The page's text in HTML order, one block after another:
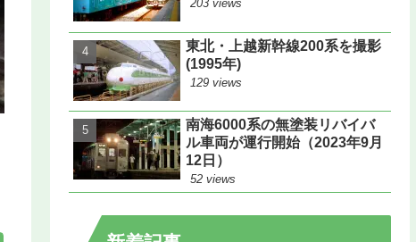
203 views
東北・上越新幹線200系を撮影
(1995年)
129 views
南海6000系の無塗装リバイバ
ル車両が運行開始（2023年9月
12日）
52 views